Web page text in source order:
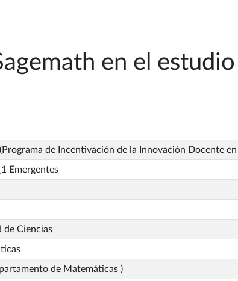
en el
de Incentivación de la Innovación Docente
Emergentes
de Ciencias
de Matemáticas )